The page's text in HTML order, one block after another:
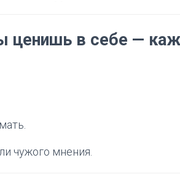
ценишь в себе —
чужого мнения.